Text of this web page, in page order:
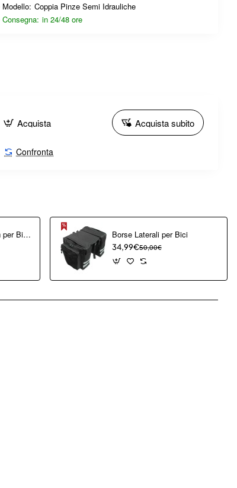
Modello: Coppia Pinze Semi Idrauliche
Consegna: in 24/48 ore
Acquista Acquista subito
Confronta
Altoparlante Bluetooth per Bicicletta Borse Laterali per Bici
34,99€50,00€